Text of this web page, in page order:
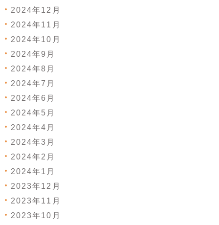
2024年12月
2024年11月
2024年10月
2024年9月
2024年8月
2024年7月
2024年6月
2024年5月
2024年4月
2024年3月
2024年2月
2024年1月
2023年12月
2023年11月
2023年10月